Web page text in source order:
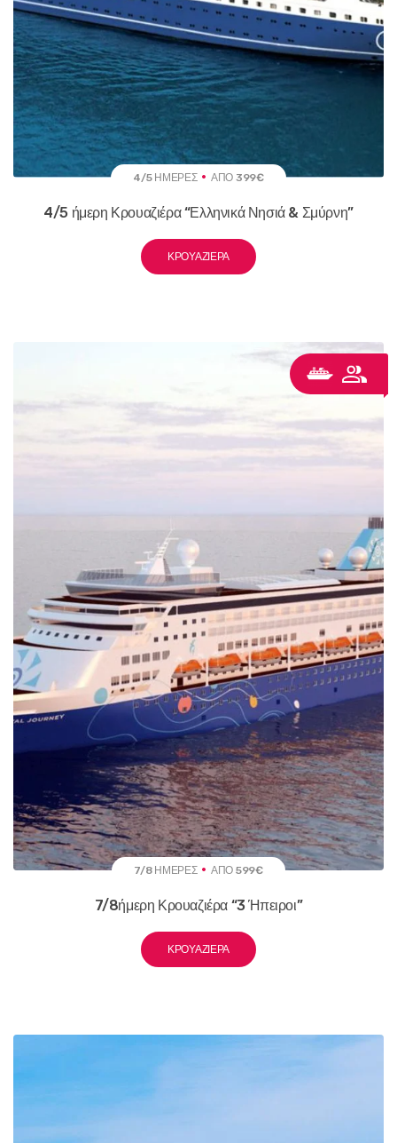
4/5 ΗΜΈΡΕΣ ΑΠΌ 399€
4/5 ήμερη Κρουαζιέρα “Ελληνικά Νησιά & Σμύρνη”
ΚΡΟΥΑΖΙΈΡΑ
7/8 ΗΜΈΡΕΣ ΑΠΌ 599€
7/8ήμερη Κρουαζιέρα “3 Ήπειροι”
ΚΡΟΥΑΖΙΈΡΑ